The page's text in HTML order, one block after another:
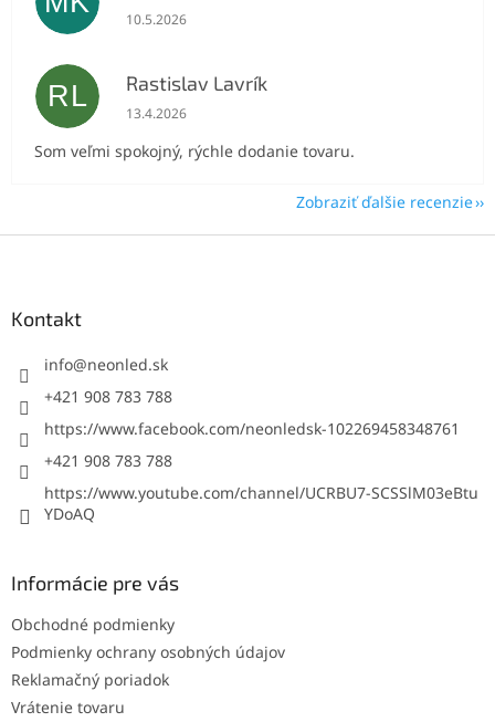
Hodnotenie obchodu je 5 z 5 hviezdičiek.
10.5.2026
RL Rastislav Lavrík
Hodnotenie obchodu je 5 z 5 hviezdičiek.
13.4.2026
Som veľmi spokojný, rýchle dodanie tovaru.
Zobraziť ďalšie recenzie
Kontakt
info@neonled.sk
+421 908 783 788
https://www.facebook.com/neonledsk-102269458348761
+421 908 783 788
https://www.youtube.com/channel/UCRBU7-SCSSlM03eBtu
YDoAQ
Informácie pre vás
Obchodné podmienky
Podmienky ochrany osobných údajov
Reklamačný poriadok
Vrátenie tovaru